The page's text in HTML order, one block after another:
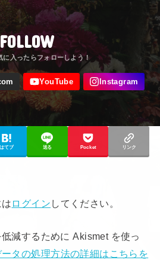
FOLLOW
はてブ 送る Pocket リンク
ログイン してください。
減するために Akismet を使っ
タの処理方法の詳細はこちらを